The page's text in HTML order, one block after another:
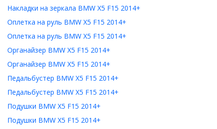
Накладки на зеркала BMW X5 F15 2014+
Оплетка на руль BMW X5 F15 2014+
Оплетка на руль BMW X5 F15 2014+
Органайзер BMW X5 F15 2014+
Органайзер BMW X5 F15 2014+
Педальбустер BMW X5 F15 2014+
Педальбустер BMW X5 F15 2014+
Подушки BMW X5 F15 2014+
Подушки BMW X5 F15 2014+